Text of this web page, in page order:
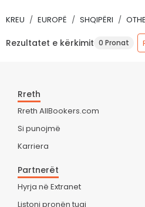
KREU EUROPË SHQIPËRI
Rezultatet e kërkimit 0 Pronat
Rreth
Rreth AllBookers.com
Si punojmë
Karriera
Partnerët
Hyrja në Extranet
Listoni pronën tuaj